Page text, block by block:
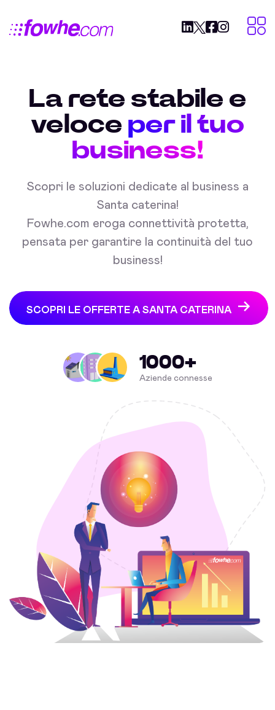
La rete stabile e
veloce per il tuo
business!
Scopri le soluzioni dedicate al business a
Santa caterina!
Fowhe.com eroga connettività protetta,
pensata per garantire la continuità del tuo
business!
SCOPRI LE OFFERTE A SANTA CATERINA
1000+
Aziende connesse